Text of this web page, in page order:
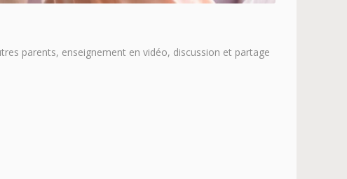
parents, enseignement en vidéo, discussion et partage